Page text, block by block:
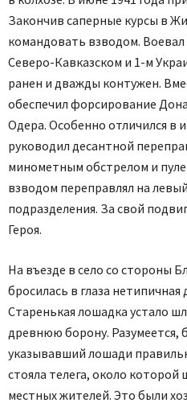
Закончив саперные курсы в
командовать взводом.
Северо-Кавказском и 1-м
ранен и дважды контужен.
обеспечил форсирование
Одера. Особенно отличился в
руководил десантной
минометным обстрелом и
взводом переправлял на
подразделения. За свой
Героя.
На въезде в село со стороны
бросилась в глаза
Старенькая лошадка устало
древнюю борону. Разумеется,
указывавший лошади
стояла телега, около которой
местных жителей. Это были